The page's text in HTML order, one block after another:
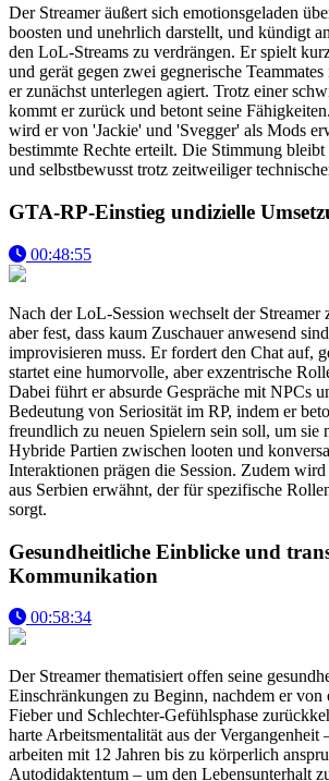
Der Streamer äußert sich emotionsgeladen
boosten und unehrlich darstellt, und kündigt
den LoL-Streams zu verdrängen. Er spielt
und gerät gegen zwei gegnerische
er zunächst unterlegen agiert. Trotz einer
kommt er zurück und betont seine
wird er von 'Jackie' und 'Svegger' als Mods
bestimmte Rechte erteilt. Die Stimmung
und selbstbewusst trotz zeitweiliger
GTA-RP-Einstieg undizielle
00:48:55
Nach der LoL-Session wechselt der Streamer
aber fest, dass kaum Zuschauer anwesend
improvisieren muss. Er fordert den Chat auf,
startet eine humorvolle, aber exzentrische
Dabei führt er absurde Gespräche mit NPCs
Bedeutung von Seriosität im RP, indem er
freundlich zu neuen Spielern sein soll, um sie
Hybride Partien zwischen looten und
Interaktionen prägen die Session. Zudem
aus Serbien erwähnt, der für spezifische
sorgt.
Gesundheitliche Einblicke und
Kommunikation
00:58:34
Der Streamer thematisiert offen seine
Einschränkungen zu Beginn, nachdem er
Fieber und Schlechter-Gefühlsphase
harte Arbeitsmentalität aus der Vergangenheit
arbeiten mit 12 Jahren bis zu körperlich
Autodidaktentum – um den Lebensunterhalt